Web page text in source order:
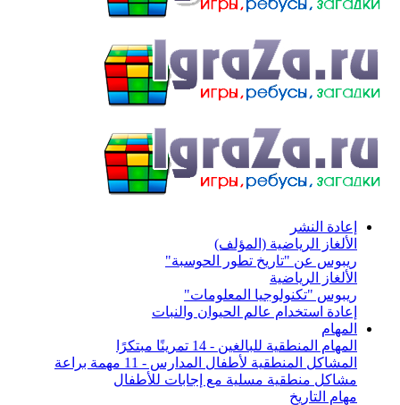
إعادة النشر
الألغاز الرياضية (المؤلف)
ريبوس عن "تاريخ تطور الحوسبة"
الألغاز الرياضية
ريبوس "تكنولوجيا المعلومات"
إعادة استخدام عالم الحيوان والنبات
المهام
المهام المنطقية للبالغين - 14 تمرينًا مبتكرًا
المشاكل المنطقية لأطفال المدارس - 11 مهمة براعة
مشاكل منطقية مسلية مع إجابات للأطفال
مهام التاريخ